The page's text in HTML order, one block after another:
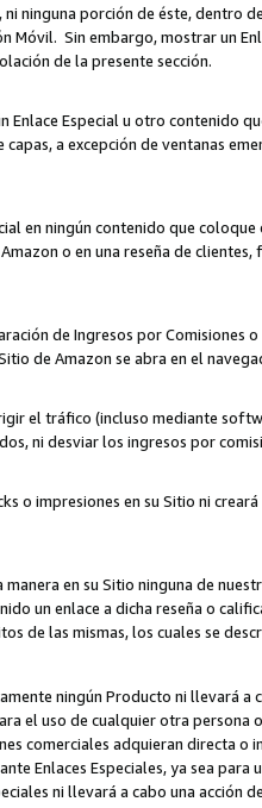
ni ninguna porción de éste,
Móvil. Sin embargo, mostrar un
de la presente sección.
Enlace Especial u otro contenido
a excepción de ventanas
en ningún contenido que
o en una reseña de
de Ingresos por
de Amazon se abra en el
el tráfico (incluso mediante
ni desviar los ingresos por
o impresiones en su Sitio ni
en su Sitio ninguna de
un enlace a dicha reseña o
de las mismas, los cuales se
ningún Producto ni llevará a
el uso de cualquier otra
comerciales adquieran directa o
Enlaces Especiales, ya sea
ni llevará a cabo una